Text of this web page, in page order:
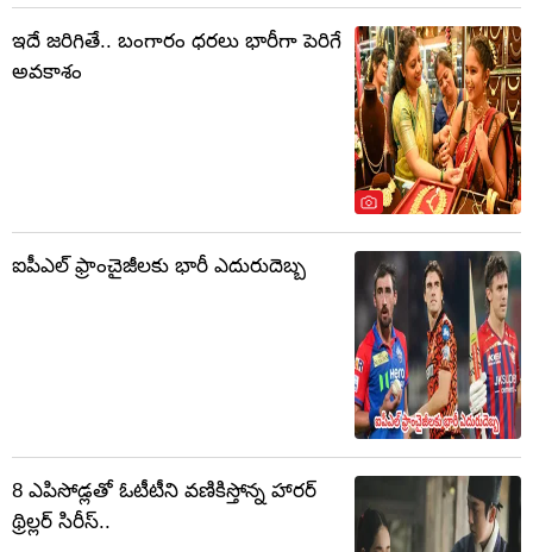
ఇదే జరిగితే.. బంగారం ధరలు భారీగా పెరిగే
అవకాశం
ఐపీఎల్ ఫ్రాంచైజీలకు భారీ ఎదురుదెబ్బ
8 ఎపిసోడ్లతో ఓటీటీని వణికిస్తోన్న హారర్
థ్రిల్లర్ సిరీస్..